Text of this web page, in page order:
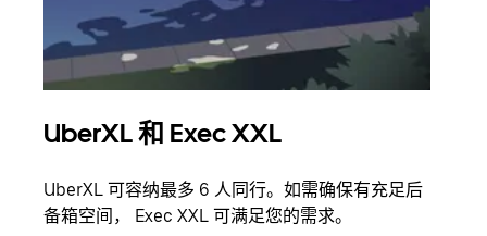
UberXL 和 Exec XXL
UberXL 可容纳最多 6 人同行。如需确保有充足后
备箱空间， Exec XXL 可满足您的需求。